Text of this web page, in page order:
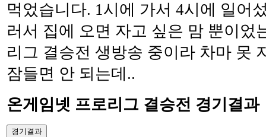
먹었습니다. 1시에 가서 4시에 일어
러서 집에 오면 자고 싶은 맘 뿐이었
리그 결승전 생방송 중이라 차마 못
잠들면 안 되는데..
온게임넷 프로리그 결승전 경기결과
경기결과